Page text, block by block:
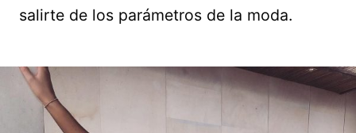
salirte de los parámetros de la moda.